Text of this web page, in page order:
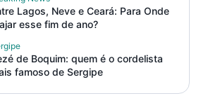
Lagos, Neve e Ceará: Para Onde
esse fim de ano?
de Boquim: quem é o cordelista
famoso de Sergipe